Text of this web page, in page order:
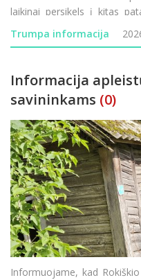
laikinai persikels į kitas
Rokiškio rajono ligoninėje
metų infrastruktūros
Trumpa informacija
Informacija
savininkams (0)
Informuojame, kad